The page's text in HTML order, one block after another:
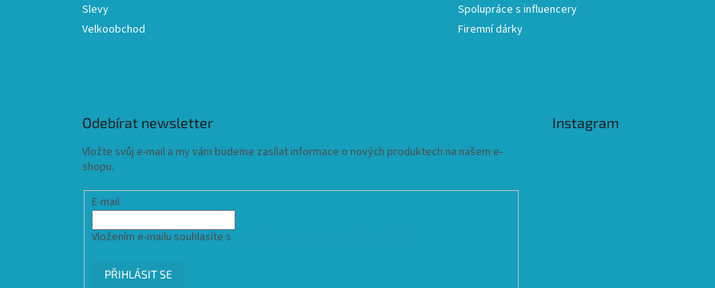
Slevy
Velkoobchod
Spolupráce s influencery
Firemní dárky
Odebírat newsletter
Vložte svůj e-mail a my vám budeme zasílat informace o nových produktech na našem e-
shopu.
E-mail
Vložením e-mailu souhlasíte s
PŘIHLÁSIT SE
Instagram